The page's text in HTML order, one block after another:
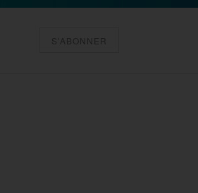
S'ABONNER